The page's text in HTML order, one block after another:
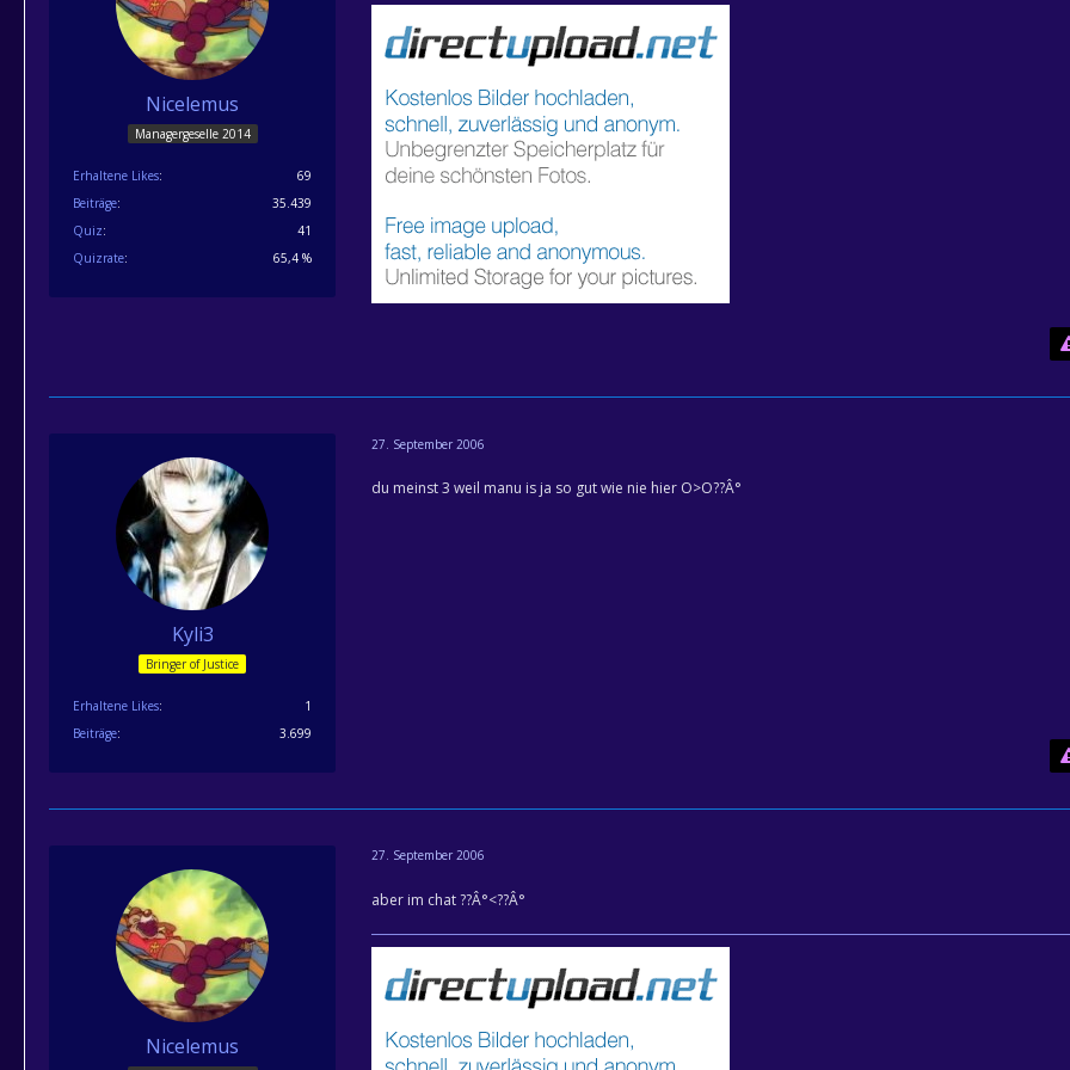
Nicelemus
Managergeselle 2014
Erhaltene Likes
69
Beiträge
35.439
Quiz
41
Quizrate
65,4 %
Kyli3
Bringer of Justice
Erhaltene Likes
1
Beiträge
3.699
27. September 2006
du meinst 3 weil manu is ja so gut wie nie hier O>O??Â°
Nicelemus
27. September 2006
aber im chat ??Â°<??Â°